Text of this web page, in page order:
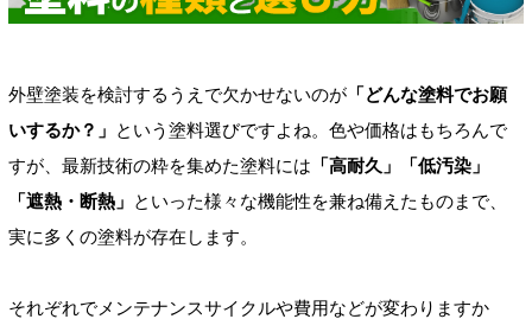
外壁塗装を検討するうえで欠かせないのが 「どんな塗料でお願
いするか？」 という塗料選びですよね。色や価格はもちろんで
すが、最新技術の粋を集めた塗料には 「高耐久」「低汚染」
「遮熱・断熱」 といった様々な機能性を兼ね備えたものまで、
実に多くの塗料が存在します。
それぞれでメンテナンスサイクルや費用などが変わりますか